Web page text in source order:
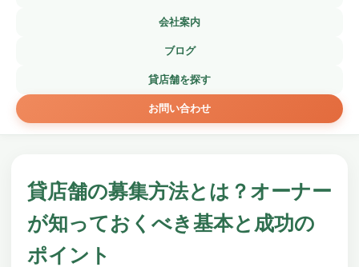
会社案内
ブログ
貸店舗を探す
お問い合わせ
貸店舗の募集方法とは？オーナー
が知っておくべき基本と成功の
ポイント